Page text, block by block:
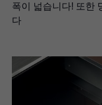
폭이 넓습니다! 또한
다